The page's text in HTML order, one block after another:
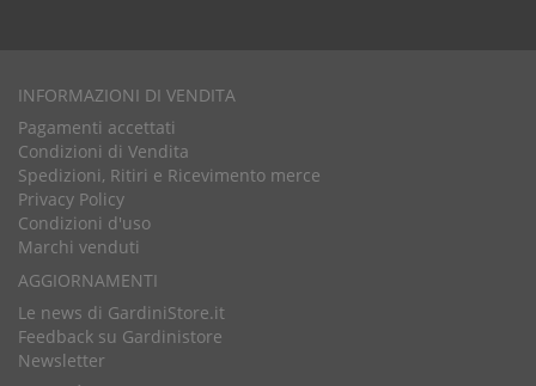
INFORMAZIONI DI VENDITA
Pagamenti accettati
Condizioni di Vendita
Spedizioni, Ritiri e Ricevimento merce
Privacy Policy
Condizioni d'uso
Marchi venduti
AGGIORNAMENTI
Le news di GardiniStore.it
Feedback su Gardinistore
Newsletter